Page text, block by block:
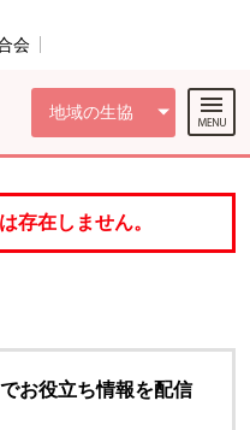
会
地域の生協
。
る
存在しません。
お役立ち情報を配信